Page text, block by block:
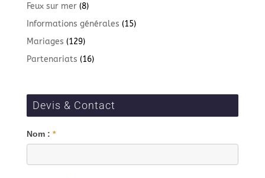
Feux sur mer(8)
Informations générales (15)
Mariages (129)
Partenariats (16)
Devis & Contact
Blog
Nom : *